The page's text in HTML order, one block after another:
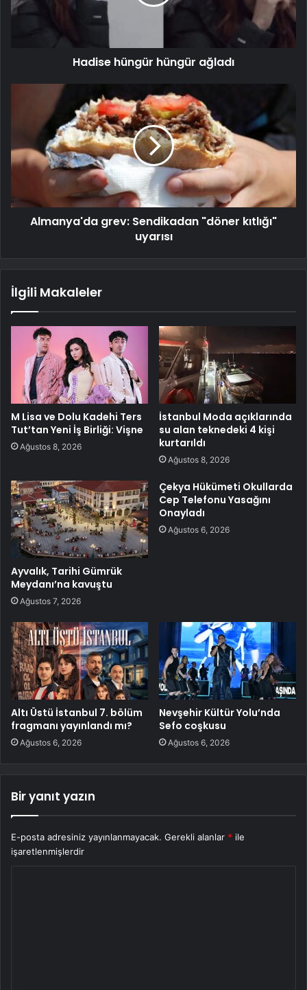
Hadise hüngür hüngür ağladı
Almanya'da grev: Sendikadan "döner kıtlığı"
uyarısı
İlgili Makaleler
M Lisa ve Dolu Kadehi Ters
Tut’tan Yeni İş Birliği: Vişne
Ağustos 8, 2026
İstanbul Moda açıklarında
su alan teknedeki 4 kişi
kurtarıldı
Ağustos 8, 2026
Ayvalık, Tarihi Gümrük
Meydanı’na kavuştu
Ağustos 7, 2026
Çekya Hükümeti Okullarda
Cep Telefonu Yasağını
Onayladı
Ağustos 6, 2026
Altı Üstü İstanbul 7. bölüm
fragmanı yayınlandı mı?
Ağustos 6, 2026
Nevşehir Kültür Yolu’nda
Sefo coşkusu
Ağustos 6, 2026
Bir yanıt yazın
E-posta adresiniz yayınlanmayacak. Gerekli alanlar * ile
işaretlenmişlerdir